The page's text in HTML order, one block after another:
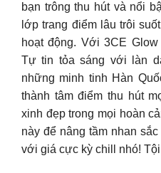
bạn trông thu hút và nổi
lớp trang điểm lâu trôi
hoạt động. Với 3CE
Tự tin tỏa sáng với làn
những minh tinh Hàn
thành tâm điểm thu hút
xinh đẹp trong mọi hoàn
này để nâng tầm nhan
với giá cực kỳ chill nhó!